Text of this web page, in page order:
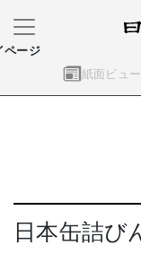
紙面ビュ
ページ
日本缶詰び